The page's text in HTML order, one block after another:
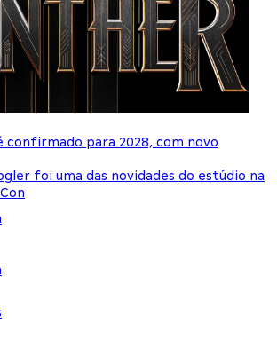
confirmado para 2028, com novo
foi uma das novidades do estúdio na